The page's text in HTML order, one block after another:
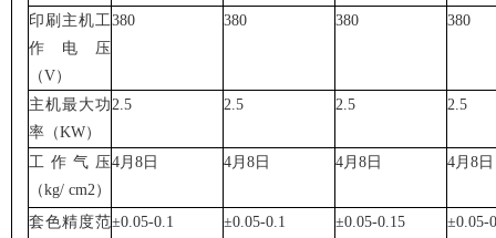
印刷主机工
作电压
（V）
380 380 380 380
主机最大功
率（KW）
2.5 2.5 2.5 2.5
工作气压
（kg/ cm2 ）
4月8日 4月8日 4月8日 4月8日
套色精度范±0.05-0.1 ±0.05-0.1 ±0.05-0.15 ±0.05-